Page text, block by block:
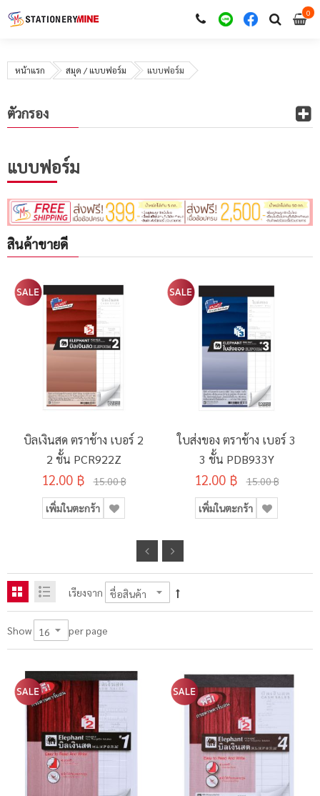
00
หน้าแรก สมุด / แบบฟอร์ม แบบฟอร์ม
แบบฟอร์ม
สินค้าขายดี
บิลเงินสด ตราช้าง เบอร์ 2
2 ชั้น PCR922Z
12.00 ฿ 15.00 ฿
เพิ่มในตะกร้า
ใบส่งของ ตราช้าง เบอร์ 3
3 ชั้น PDB933Y
12.00 ฿ 15.00 ฿
เพิ่มในตะกร้า
เรียงจาก
Show per page
ตัวกรอง